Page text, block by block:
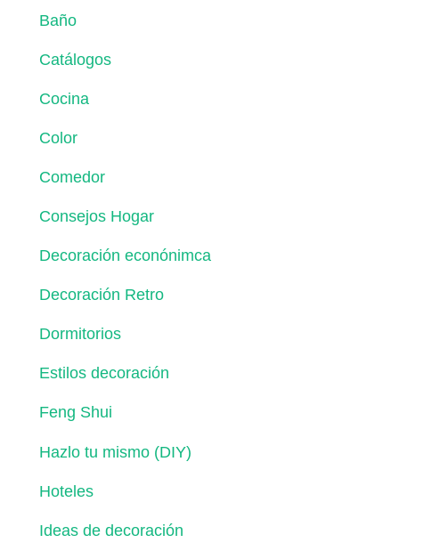
Baño
Catálogos
Cocina
Color
Comedor
Consejos Hogar
Decoración econónimca
Decoración Retro
Dormitorios
Estilos decoración
Feng Shui
Hazlo tu mismo (DIY)
Hoteles
Ideas de decoración